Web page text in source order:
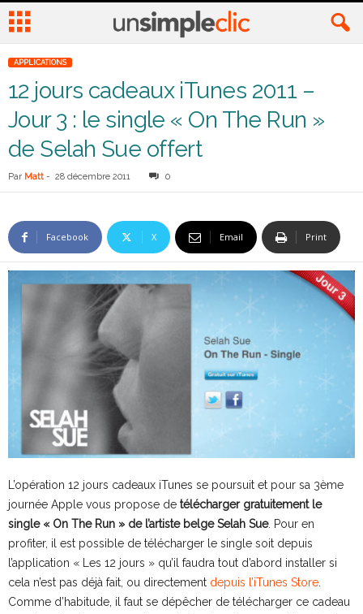
APPLICATIONS
12 jours cadeaux iTunes 2011 –
Jour 3 : le single « On The Run »
de Selah Sue offert
Par Matt - 28 décembre 2011 0
Facebook X Email Print
L’opération 12 jours cadeaux iTunes se poursuit et pour sa 3ème
journée Apple vous propose de télécharger gratuitement le
single « On The Run » de l’artiste belge Selah Sue. Pour en
profiter, il est possible de télécharger le single soit depuis
l’application « Les 12 jours » qu’il faudra tout d’abord installer si
cela n’est pas déjà fait, ou directement depuis l’iTunes Store
Comme d’habitude, il faut se dépêcher de télécharger ce cadeau